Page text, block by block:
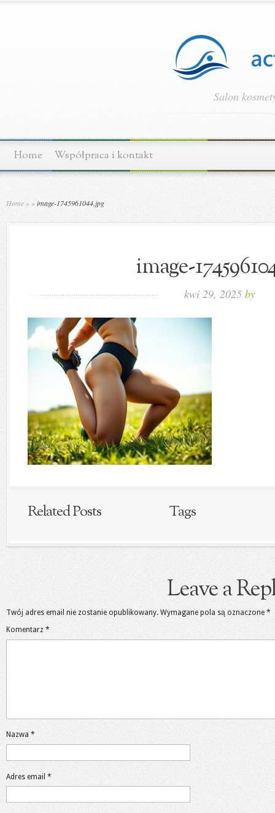
Salon
Home Współpraca i kontakt
Home » »image-1745961044.jpg
image-
kwi 29, 2025 by
Related Posts Tags
Leave a
Twój adres email nie zostanie opublikowany. Wymagane pola są oznaczone *
Komentarz *
Nazwa *
Adres email *